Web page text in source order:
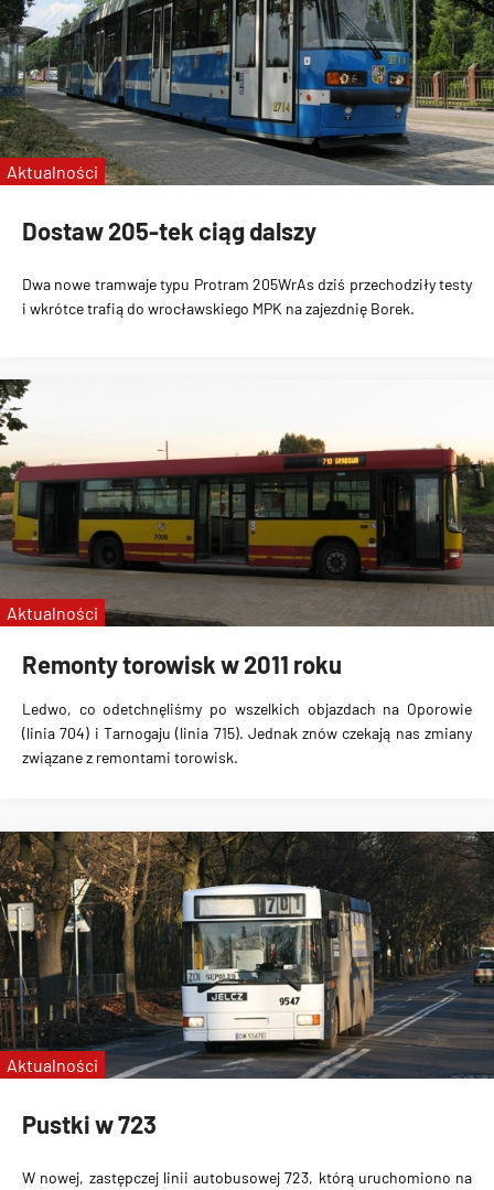
Dostaw 205-tek ciąg dalszy
Dwa nowe tramwaje typu Protram 205WrAs dziś przechodziły testy
i wkrótce trafią do wrocławskiego MPK na zajezdnię Borek.
Aktualności
Remonty torowisk w 2011 roku
Ledwo, co odetchnęliśmy po wszelkich objazdach na Oporowie
(linia 704) i Tarnogaju (linia 715). Jednak znów czekają nas zmiany
związane z remontami torowisk.
Aktualności
Pustki w 723
W nowej, zastępczej linii autobusowej 723, którą uruchomiono na
Aktualności